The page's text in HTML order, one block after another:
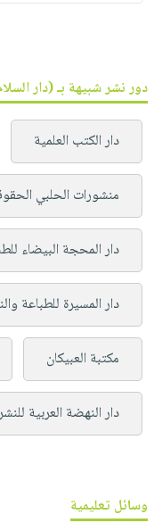
دور نشر شبيهة بـ (دار
دار الكتب العلمية
منشورات الحلبي
دار المحجة البيضاء
دار المسيرة للطباعة
مكتبة العبيكان
دار النهضة العربية
وسائل تعليمية